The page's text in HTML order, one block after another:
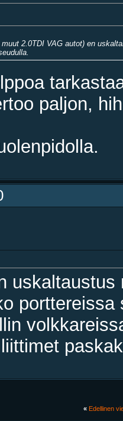
2.0TDI VAG autot) en
paljon,
uskaltaustus
« Edellinen